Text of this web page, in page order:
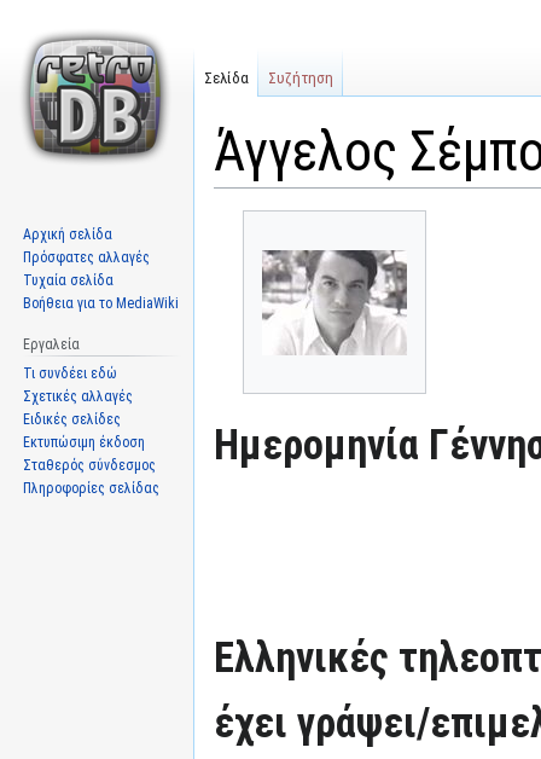
Άγγελος
πλοήγηση
αναζήτηση
Ημερομηνία
Ελληνικές
έχει γράψει/
Σελίδα Συζήτηση
Αρχική σελίδα
Πρόσφατες αλλαγές
Τυχαία σελίδα
Βοήθεια για το MediaWiki
Εργαλεία
Τι συνδέει εδώ
Σχετικές αλλαγές
Ειδικές σελίδες
Εκτυπώσιμη έκδοση
Σταθερός σύνδεσμος
Πληροφορίες σελίδας